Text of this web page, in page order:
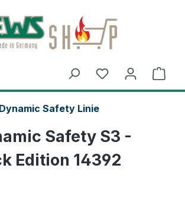
Dynamic Safety Linie
Safety S3 -
Edition 14392